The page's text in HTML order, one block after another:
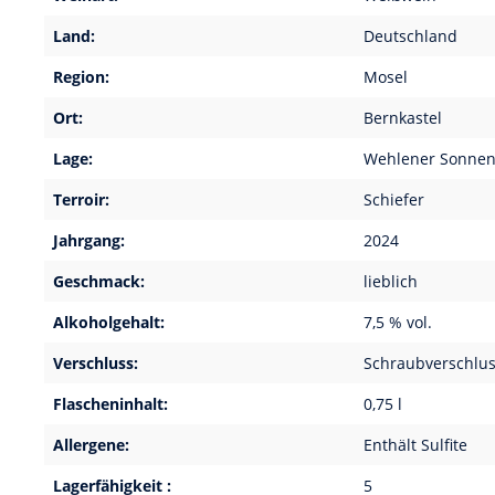
Land:
Deutschland
Region:
Mosel
Ort:
Bernkastel
Lage:
Wehlener
Terroir:
Schiefer
Jahrgang:
2024
Geschmack:
lieblich
Alkoholgehalt:
7,5 % vol.
Verschluss:
Flascheninhalt:
0,75 l
Allergene:
Enthält Sulfite
Lagerfähigkeit :
5